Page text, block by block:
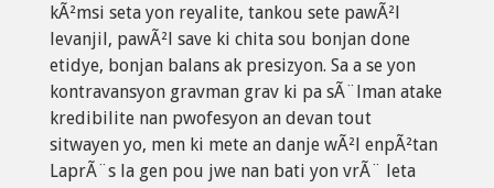
kÃ²msi seta yon reyalite, tankou sete pawÃ²l
levanjil, pawÃ²l save ki chita sou bonjan done
etidye, bonjan balans ak presizyon. Sa a se yon
kontravansyon gravman grav ki pa sÃ¨lman atake
kredibilite nan pwofesyon an devan tout
sitwayen yo, men ki mete an danje wÃ²l enpÃ²tan
LaprÃ¨s la gen pou jwe nan bati yon vrÃ¨ leta